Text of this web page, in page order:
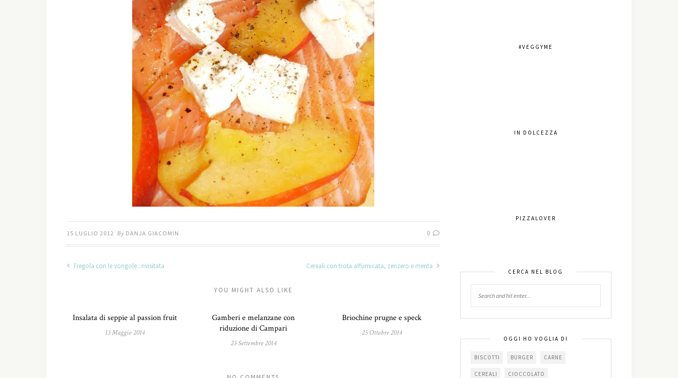
15 LUGLIO 2012 By DANJA GIACOMIN 0
Fregola con le vongole...rivisitata Cereali con trota affumicata, zenzero e menta
YOU MIGHT ALSO LIKE
Insalata di seppie al passion fruit
13 Maggio 2014
Gamberi e melanzane con
riduzione di Campari
23 Settembre 2014
Briochine prugne e speck
25 Ottobre 2014
#VEGGYME
IN DOLCEZZA
PIZZALOVER
CERCA NEL BLOG
OGGI HO VOGLIA DI
BISCOTTI BURGER CARNE
CEREALI CIOCCOLATO